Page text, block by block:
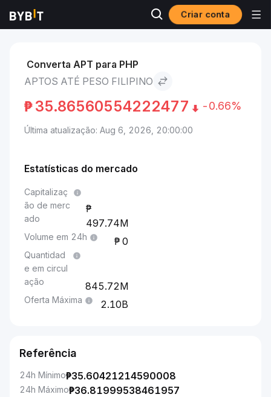
Criar conta
Mercados Aptos to Peso filipino
Converta APT para PHP
APTOS ATÉ PESO FILIPINO
₱35.86560554222477 -0.66%
Última atualização: Aug 6, 2026, 20:00:00
Estatísticas do mercado
Capitalizaç
ão de merc
ado
497.74M
Volume em 24h 0
Quantidad
e em circul
ação
845.72M
Oferta Máxima 2.10B
Referência
24h Mínimo₱35.60421214590008
24h Máximo₱36.81999538461957